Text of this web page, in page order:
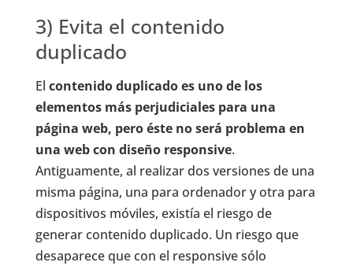
3) Evita el contenido
duplicado
El contenido duplicado es uno de los
elementos más perjudiciales para una
página web, pero éste no será problema en
una web con diseño responsive.
Antiguamente, al realizar dos versiones de una
misma página, una para ordenador y otra para
dispositivos móviles, existía el riesgo de
generar contenido duplicado. Un riesgo que
desaparece que con el responsive sólo